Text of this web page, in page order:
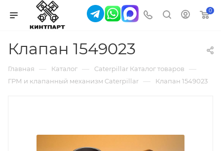
0
Клапан 1549023
Главная — Каталог — Caterpillar Каталог товаров —
ГРМ и клапанный механизм Caterpillar — Клапан 1549023